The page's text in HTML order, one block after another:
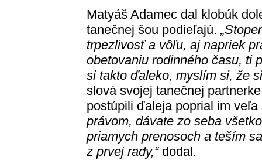
Matyáš Adamec dal klobúk
tanečnej šou podieľajú.
trpezlivosť a vôľu, aj napriek
obetovaniu rodinného času, ti
si takto ďaleko, myslím si, že
slová svojej tanečnej
postúpili ďaleja poprial im
právom, dávate zo seba
priamych prenosoch a teším
z prvej rady,“dodal.